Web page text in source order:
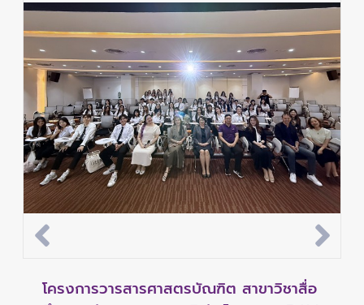
คณะวารสารศาสตร์ฯ มธ. จัดประชุมวิชาการ
คณะวารสารศาสตร์ฯ มธ. จัดปฐมนิเทศ
โครงการวารสารศาสตรบัณฑิต สาขาวิชาสื่อ
คณะวารสารศาสตร์ฯ มธ. จัดประชุมวิชาการ
คณะวารสารศาสตร์ฯ มธ. จัดปฐมนิเทศ